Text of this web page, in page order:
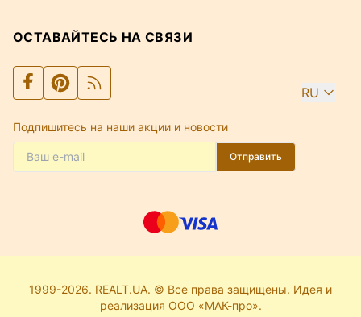
ОСТАВАЙТЕСЬ НА СВЯЗИ
RU
Подпишитесь на наши акции и новости
Отправить
1999-2026. REALT.UA. © Все права защищены. Идея и
реализация ООО «МАК-про».